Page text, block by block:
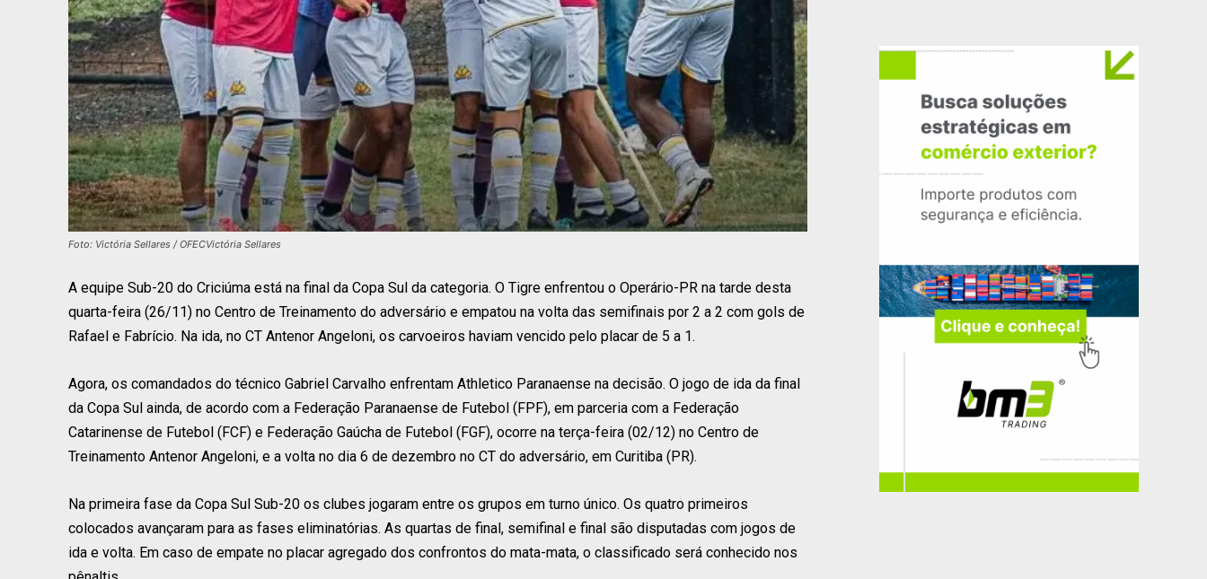
Foto: Victória Sellares / OFECVictória Sellares
A equipe Sub-20 do Criciúma está na final da Copa Sul da categoria. O Tigre enfrentou o Operário-PR na tarde desta
quarta-feira (26/11) no Centro de Treinamento do adversário e empatou na volta das semifinais por 2 a 2 com gols de
Rafael e Fabrício. Na ida, no CT Antenor Angeloni, os carvoeiros haviam vencido pelo placar de 5 a 1.
Agora, os comandados do técnico Gabriel Carvalho enfrentam Athletico Paranaense na decisão. O jogo de ida da final
da Copa Sul ainda, de acordo com a Federação Paranaense de Futebol (FPF), em parceria com a Federação
Catarinense de Futebol (FCF) e Federação Gaúcha de Futebol (FGF), ocorre na terça-feira (02/12) no Centro de
Treinamento Antenor Angeloni, e a volta no dia 6 de dezembro no CT do adversário, em Curitiba (PR).
Na primeira fase da Copa Sul Sub-20 os clubes jogaram entre os grupos em turno único. Os quatro primeiros
colocados avançaram para as fases eliminatórias. As quartas de final, semifinal e final são disputadas com jogos de
ida e volta. Em caso de empate no placar agregado dos confrontos do mata-mata, o classificado será conhecido nos